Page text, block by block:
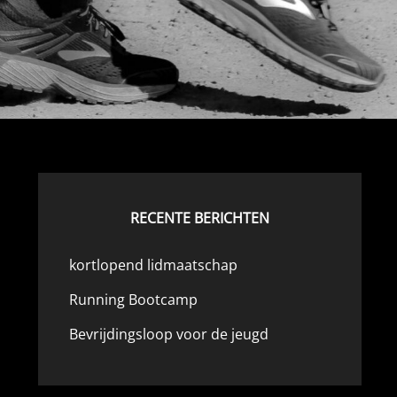
RECENTE BERICHTEN
kortlopend lidmaatschap
Running Bootcamp
Bevrijdingsloop voor de jeugd